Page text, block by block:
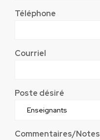
Téléphone
Courriel
Poste désiré
Commentaires/Notes